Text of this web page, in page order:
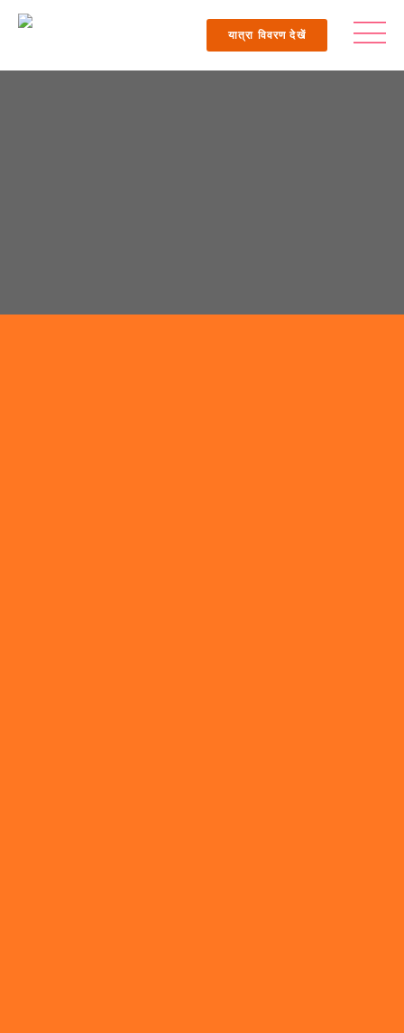
यात्रा विवरण देखें